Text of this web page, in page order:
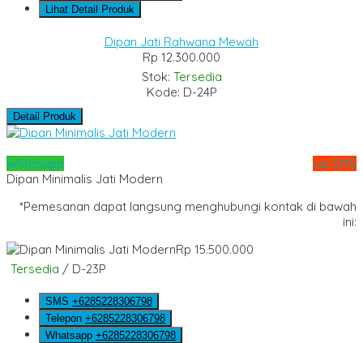
Lihat Detail Produk
Dipan Jati Rahwana Mewah
Rp 12.300.000
Stok: Tersedia
Kode: D-24P
Detail Produk
Whatsapp
via SMS
Dipan Minimalis Jati Modern
*Pemesanan dapat langsung menghubungi kontak di bawah
ini:
Rp 15.500.000
Tersedia / D-23P
SMS +6285228306798
Telepon +6285228306798
Whatsapp +6285228306798